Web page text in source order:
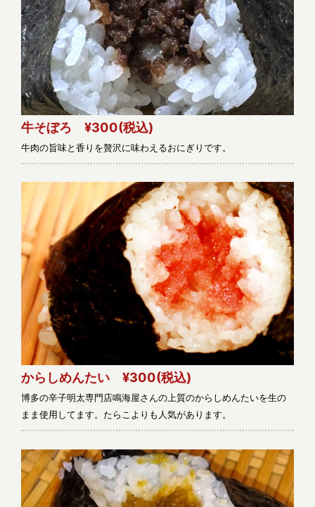
牛そぼろ ¥300(税込)
牛肉の旨味と香りを贅沢に味わえるおにぎりです。
からしめんたい ¥300(税込)
博多の辛子明太専門店鳴海屋さんの上質のからしめんたいを生の
まま使用してます。たらこよりも人気があります。